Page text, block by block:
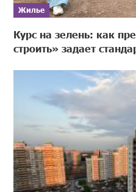
Жилье
Курс на зелень: как
строить» задает